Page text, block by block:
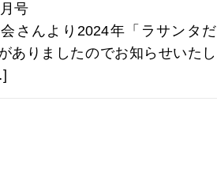
号
さんより2024年「ラサンタ
ありましたのでお知らせいた